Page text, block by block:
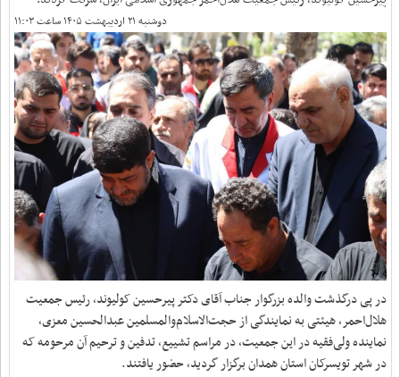
دوشنبه ۲۱ اردیبهشت ۱۴۰۵ ساعت ۱۱:۰۳
در پی درگذشت والده بزرگوار جناب آقای دکتر پیرحسین کولیوند، رئیس جمعیت
هلال‌احمر، هیئتی به نمایندگی از حجت‌الاسلام‌والمسلمین عبدالحسین معزی،
نماینده ولی‌فقیه در این جمعیت، در مراسم تشییع، تدفین و ترحیم آن مرحومه که
در شهر تویسرکان استان همدان برگزار گردید، حضور یافتند.